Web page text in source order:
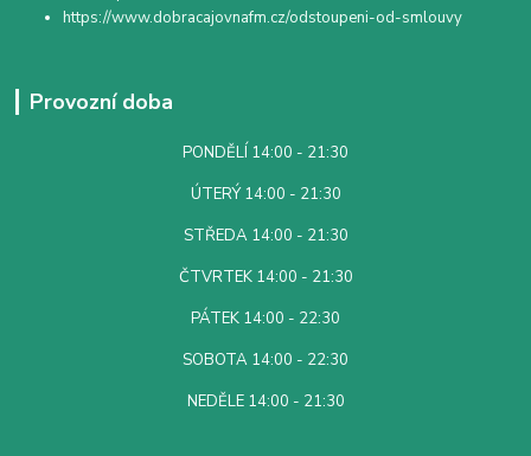
https://www.dobracajovnafm.cz/odstoupeni-od-smlouvy
Provozní doba
PONDĚLÍ 14:00 - 21:30
ÚTERÝ 14:00 - 21:30
STŘEDA 14:00 - 21:30
ČTVRTEK 14:00 - 21:30
PÁTEK 14:00 - 22:30
SOBOTA 14:00 - 22:30
NEDĚLE 14:00 - 21:30